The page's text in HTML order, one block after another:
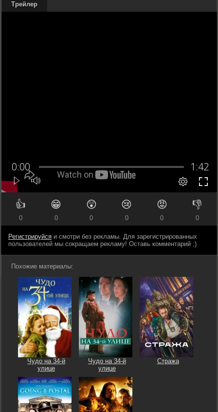
Трейлер
👍
0
😁
0
😲
0
😢
0
😡
0
👎
0
Регистрируйся и смотри без рекламы. Для зарегистрированных
пользователей мы сокращаем рекламу! Оставь комментарий ;)
Похожие материалы:
Чудо на 34-й
улице
Чудо на 34-й
улице
Стража